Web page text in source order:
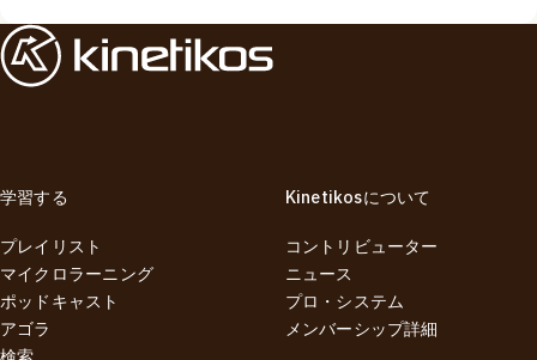
学習する
プレイリスト
マイクロラーニング
ポッドキャスト
アゴラ
Kinetikosについて
コントリビューター
ニュース
プロ・システム
メンバーシップ詳細